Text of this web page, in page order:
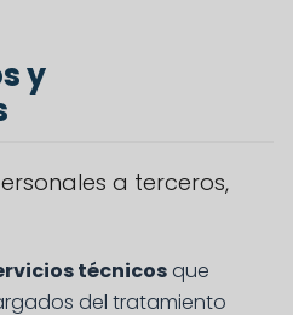
y
a terceros,
técnicosque
del tratamiento